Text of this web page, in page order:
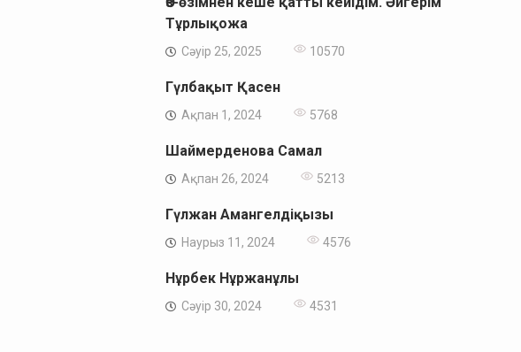
Тұрлықожа
Сәуір 25, 2025 10570
Гүлбақыт Қасен
Ақпан 1, 2024 5768
Шаймерденова Самал
Ақпан 26, 2024 5213
Гүлжан Амангелдіқызы
Наурыз 11, 2024 4576
Нұрбек Нұржанұлы
Сәуір 30, 2024 4531